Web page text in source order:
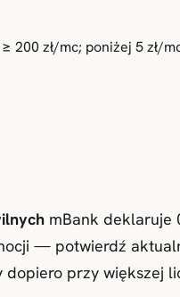
200 zł/mc; poniżej 5 zł/
mBank deklaruje
— potwierdź
przy większej